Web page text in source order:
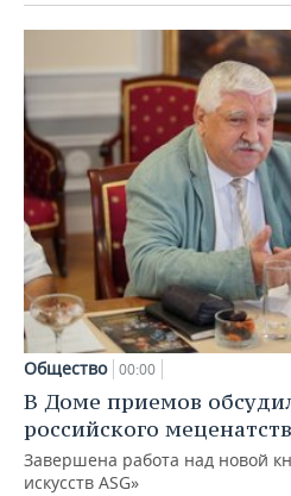
Общество 00:00
В Доме приемов
российского
Завершена работа над новой
искусств ASG»